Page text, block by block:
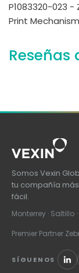
P1083320-023
Print
Reseñas
Somos Vexin
tu compañía
fácil.
Monterrey · Saltillo
Premier Partner
SÍGUENOS